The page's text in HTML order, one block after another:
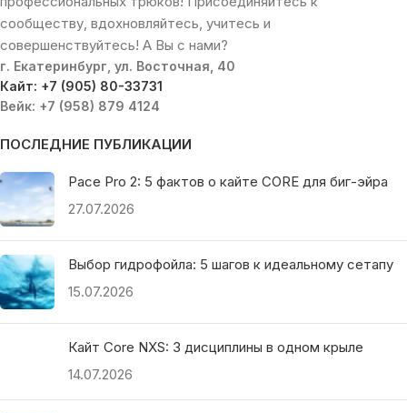
сообществу, вдохновляйтесь, учитесь и
совершенствуйтесь! А Вы с нами?
г. Екатеринбург, ул. Восточная, 40
Кайт: +7 (905) 80-33731
Вейк: +7 (958) 879 4124
ПОСЛЕДНИЕ ПУБЛИКАЦИИ
Pace Pro 2: 5 фактов о кайте CORE для биг-эйра
27.07.2026
Выбор гидрофойла: 5 шагов к идеальному сетапу
15.07.2026
Кайт Core NXS: 3 дисциплины в одном крыле
14.07.2026